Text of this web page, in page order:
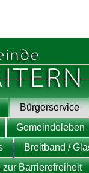
Bürgerservice
Gemeindeleben
Breitband /
zur Barrierefreiheit